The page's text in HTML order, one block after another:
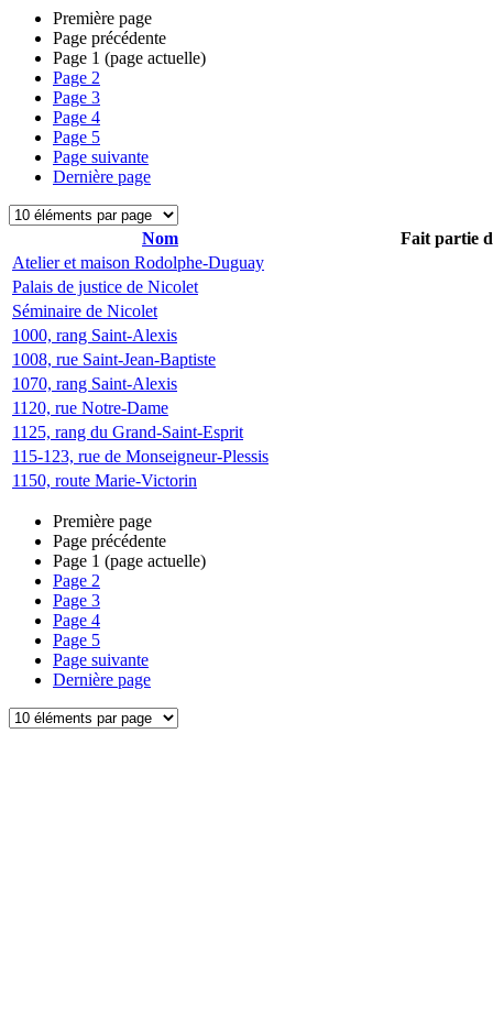
Première page
Page précédente
Page 1 (page actuelle)
Page 2
Page 3
Page 4
Page 5
Page suivante
Dernière page
Nom
Fait partie
Atelier et maison Rodolphe-Duguay
Palais de justice de Nicolet
Séminaire de Nicolet
1000, rang Saint-Alexis
1008, rue Saint-Jean-Baptiste
1070, rang Saint-Alexis
1120, rue Notre-Dame
1125, rang du Grand-Saint-Esprit
115-123, rue de Monseigneur-Plessis
1150, route Marie-Victorin
Première page
Page précédente
Page 1 (page actuelle)
Page 2
Page 3
Page 4
Page 5
Page suivante
Dernière page